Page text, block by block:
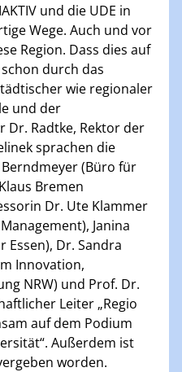
und die UDE in
Wege. Auch und vor
Region. Dass dies auf
durch das
wie regionaler
und der
Dr. Radtke, Rektor der
sprachen die
(Büro für
Bremen
Dr. Ute Klammer
Janina
Essen), Dr. Sandra
Innovation,
NRW) und Prof. Dr.
Leiter „Regio
auf dem Podium
Außerdem ist
worden.